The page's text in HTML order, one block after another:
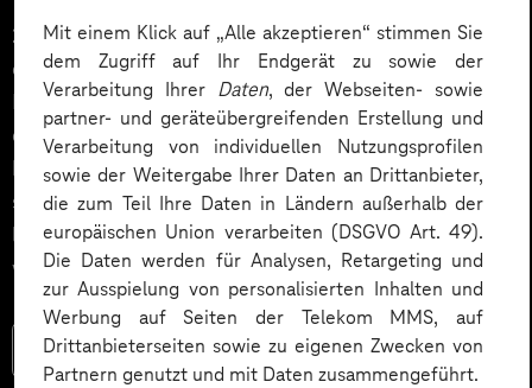
Mit einem Klick auf „Alle akzeptieren“ stimmen Sie
dem Zugriff auf Ihr Endgerät zu sowie der
Verarbeitung Ihrer Daten, der Webseiten- sowie
partner- und geräteübergreifenden Erstellung und
Verarbeitung von individuellen Nutzungsprofilen
sowie der Weitergabe Ihrer Daten an Drittanbieter,
die zum Teil Ihre Daten in Ländern außerhalb der
europäischen Union verarbeiten (DSGVO Art. 49).
Die Daten werden für Analysen, Retargeting und
zur Ausspielung von personalisierten Inhalten und
Werbung auf Seiten der Telekom MMS, auf
Drittanbieterseiten sowie zu eigenen Zwecken von
Partnern genutzt und mit Daten zusammengeführt.
2025 haben viele Unternehmen mit KI
experimentiert: erste Assistenten, erste Piloten, erste
Prozess-Ideen. 2026 wird der nächste Schritt
entscheidend – aus einzelnen Use Cases wird ein
belastbares Betriebsmodell. Denn eine gute Demo ist
schnell gebaut. Wert entsteht erst, wenn KI integriert
läuft, Risiken beherrschbar bleiben und Teams wissen,
wer wofür verantwortlich ist.
Mehr lesen